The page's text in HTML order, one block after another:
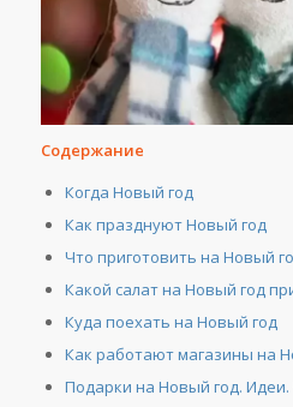
Содержание
Когда Новый год
Как празднуют Новый год
Что приготовить на Новый
Какой салат на Новый год
Куда поехать на Новый год
Как работают магазины на
Подарки на Новый год.